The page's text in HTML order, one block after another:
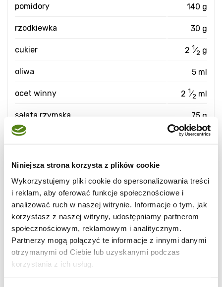
Niniejsza strona korzysta z plików cookie
Wykorzystujemy pliki cookie do spersonalizowania treści
i reklam, aby oferować funkcje społecznościowe i
analizować ruch w naszej witrynie. Informacje o tym, jak
korzystasz z naszej witryny, udostępniamy partnerom
społecznościowym, reklamowym i analitycznym.
Partnerzy mogą połączyć te informacje z innymi danymi
otrzymanymi od Ciebie lub uzyskanymi podczas
korzystania z ich usług.
pomidory 140 g
rzodkiewka 30 g
cukier 2 1⁄2 g
oliwa 5 ml
ocet winny 2 1⁄2 ml
sałata rzymska 75 g